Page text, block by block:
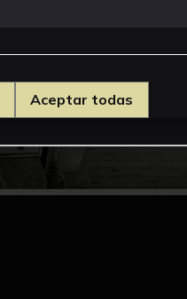
Aceptar todas